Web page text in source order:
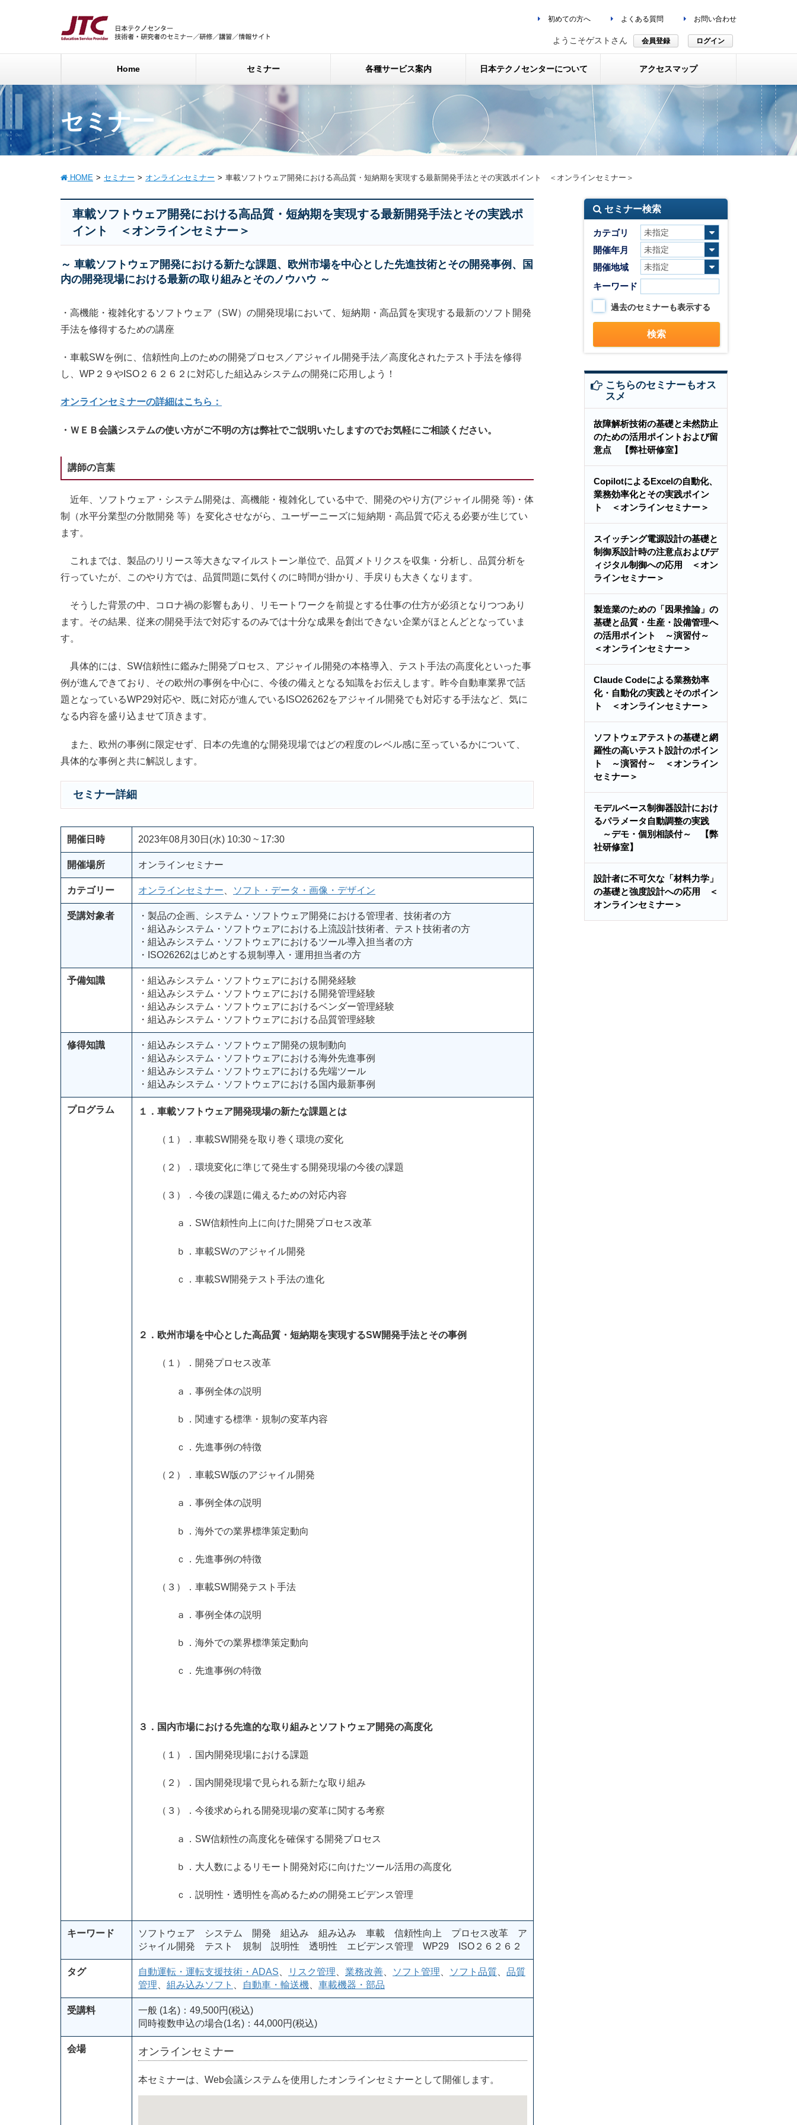
初めての方へ よくある質問 お問い合わせ
ようこそゲストさん 会員登録 ログイン
Home セミナー 各種サービス案内 日本テクノセンターについて アクセスマップ
セミナー
HOME セミナー オンラインセミナー 車載ソフトウェア開発における高品質・短納期を実現する最新開発手法とその実践ポイント ＜オンラインセミナー＞
車載ソフトウェア開発における高品質・短納期を実現する最新開発手法とその実践ポ
イント ＜オンラインセミナー＞
～ 車載ソフトウェア開発における新たな課題、欧州市場を中心とした先進技術とその開発事例、国
内の開発現場における最新の取り組みとそのノウハウ ～
・高機能・複雑化するソフトウェア（SW）の開発現場において、短納期・高品質を実現する最新のソフト開発
手法を修得するための講座
・車載SWを例に、信頼性向上のための開発プロセス／アジャイル開発手法／高度化されたテスト手法を修得
し、WP２９やISO２６２６２に対応した組込みシステムの開発に応用しよう！
オンラインセミナーの詳細はこちら：
・ＷＥＢ会議システムの使い方がご不明の方は弊社でご説明いたしますのでお気軽にご相談ください。
講師の言葉
近年、ソフトウェア・システム開発は、高機能・複雑化している中で、開発のやり方(アジャイル開発 等)・体
制（水平分業型の分散開発 等）を変化させながら、ユーザーニーズに短納期・高品質で応える必要が生じてい
ます。
これまでは、製品のリリース等大きなマイルストーン単位で、品質メトリクスを収集・分析し、品質分析を
行っていたが、このやり方では、品質問題に気付くのに時間が掛かり、手戻りも大きくなります。
そうした背景の中、コロナ禍の影響もあり、リモートワークを前提とする仕事の仕方が必須となりつつあり
ます。その結果、従来の開発手法で対応するのみでは十分な成果を創出できない企業がほとんどとなっていま
す。
具体的には、SW信頼性に鑑みた開発プロセス、アジャイル開発の本格導入、テスト手法の高度化といった事
例が進んできており、その欧州の事例を中心に、今後の備えとなる知識をお伝えします。昨今自動車業界で話
題となっているWP29対応や、既に対応が進んでいるISO26262をアジャイル開発でも対応する手法など、気に
なる内容を盛り込ませて頂きます。
また、欧州の事例に限定せず、日本の先進的な開発現場ではどの程度のレベル感に至っているかについて、
具体的な事例と共に解説します。
セミナー詳細
開催日時 2023年08月30日(水) 10:30 ~ 17:30
開催場所 オンラインセミナー
カテゴリー オンラインセミナー ソフト・データ・画像・デザイン
受講対象者
・製品の企画、システム・ソフトウェア開発における管理者、技術者の方
・組込みシステム・ソフトウェアにおける上流設計技術者、テスト技術者の方
・組込みシステム・ソフトウェアにおけるツール導入担当者の方
・ISO26262はじめとする規制導入・運用担当者の方
予備知識
・組込みシステム・ソフトウェアにおける開発経験
・組込みシステム・ソフトウェアにおける開発管理経験
・組込みシステム・ソフトウェアにおけるベンダー管理経験
・組込みシステム・ソフトウェアにおける品質管理経験
修得知識
・組込みシステム・ソフトウェア開発の規制動向
・組込みシステム・ソフトウェアにおける海外先進事例
・組込みシステム・ソフトウェアにおける先端ツール
・組込みシステム・ソフトウェアにおける国内最新事例
プログラム １．車載ソフトウェア開発現場の新たな課題とは
（１）．車載SW開発を取り巻く環境の変化
（２）．環境変化に準じて発生する開発現場の今後の課題
（３）．今後の課題に備えるための対応内容
ａ．SW信頼性向上に向けた開発プロセス改革
ｂ．車載SWのアジャイル開発
ｃ．車載SW開発テスト手法の進化
２．欧州市場を中心とした高品質・短納期を実現するSW開発手法とその事例
（１）．開発プロセス改革
ａ．事例全体の説明
ｂ．関連する標準・規制の変革内容
ｃ．先進事例の特徴
（２）．車載SW版のアジャイル開発
ａ．事例全体の説明
ｂ．海外での業界標準策定動向
ｃ．先進事例の特徴
（３）．車載SW開発テスト手法
ａ．事例全体の説明
ｂ．海外での業界標準策定動向
ｃ．先進事例の特徴
３．国内市場における先進的な取り組みとソフトウェア開発の高度化
（１）．国内開発現場における課題
（２）．国内開発現場で見られる新たな取り組み
（３）．今後求められる開発現場の変革に関する考察
ａ．SW信頼性の高度化を確保する開発プロセス
ｂ．大人数によるリモート開発対応に向けたツール活用の高度化
ｃ．説明性・透明性を高めるための開発エビデンス管理
キーワード
ソフトウェア システム 開発 組込み 組み込み 車載 信頼性向上 プロセス改革 ア
ジャイル開発 テスト 規制 説明性 透明性 エビデンス管理 WP29 ISO２６２６２
タグ 自動運転・運転支援技術・ADAS リスク管理 業務改善 ソフト管理 ソフト品質
品質
管理
組み込みソフト 自動車・輸送機 車載機器・部品
受講料
一般 (1名)：49,500円(税込)
同時複数申込の場合(1名)：44,000円(税込)
会場 オンラインセミナー
本セミナーは、Web会議システムを使用したオンラインセミナーとして開催します。
セミナー検索
カテゴリ
開催年月
開催地域
キーワード
過去のセミナーも表示する
こちらのセミナーもオス
スメ
故障解析技術の基礎と未然防止
のための活用ポイントおよび留
意点 【弊社研修室】
CopilotによるExcelの自動化、
業務効率化とその実践ポイン
ト ＜オンラインセミナー＞
スイッチング電源設計の基礎と
制御系設計時の注意点およびデ
ィジタル制御への応用 ＜オン
ラインセミナー＞
製造業のための「因果推論」の
基礎と品質・生産・設備管理へ
の活用ポイント ～演習付～
＜オンラインセミナー＞
Claude Codeによる業務効率
化・自動化の実践とそのポイン
ト ＜オンラインセミナー＞
ソフトウェアテストの基礎と網
羅性の高いテスト設計のポイン
ト ～演習付～ ＜オンライン
セミナー＞
モデルベース制御器設計におけ
るパラメータ自動調整の実践
～デモ・個別相談付～ 【弊
社研修室】
設計者に不可欠な「材料力学」
の基礎と強度設計への応用 ＜
オンラインセミナー＞